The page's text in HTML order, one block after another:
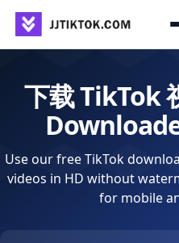
跳到内容
下载 TikTok
Use our free TikTok
videos in HD without
for mobile